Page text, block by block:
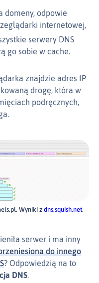
domeny, odpowie
internetowej,
serwery DNS
go sobie w cache.
znajdzie adres IP
drogę, która w
podręcznych,
Wyniki z dns.squish.net.
serwer i ma inny
do innego
? Odpowiedzią na to
DNS.